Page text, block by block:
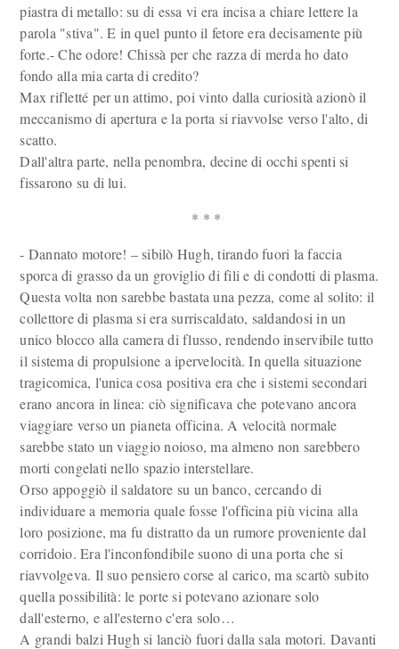
piastra di metallo: su di essa vi era incisa a chiare lettere la
parola "stiva". E in quel punto il fetore era decisamente più
forte.- Che odore! Chissà per che razza di merda ho dato
fondo alla mia carta di credito?
Max rifletté per un attimo, poi vinto dalla curiosità azionò il
meccanismo di apertura e la porta si riavvolse verso l'alto, di
scatto.
Dall'altra parte, nella penombra, decine di occhi spenti si
fissarono su di lui.
* * *
- Dannato motore! – sibilò Hugh, tirando fuori la faccia
sporca di grasso da un groviglio di fili e di condotti di plasma.
Questa volta non sarebbe bastata una pezza, come al solito: il
collettore di plasma si era surriscaldato, saldandosi in un
unico blocco alla camera di flusso, rendendo inservibile tutto
il sistema di propulsione a ipervelocità. In quella situazione
tragicomica, l'unica cosa positiva era che i sistemi secondari
erano ancora in linea: ciò significava che potevano ancora
viaggiare verso un pianeta officina. A velocità normale
sarebbe stato un viaggio noioso, ma almeno non sarebbero
morti congelati nello spazio interstellare.
Orso appoggiò il saldatore su un banco, cercando di
individuare a memoria quale fosse l'officina più vicina alla
loro posizione, ma fu distratto da un rumore proveniente dal
corridoio. Era l'inconfondibile suono di una porta che si
riavvolgeva. Il suo pensiero corse al carico, ma scartò subito
quella possibilità: le porte si potevano azionare solo
dall'esterno, e all'esterno c'era solo…
A grandi balzi Hugh si lanciò fuori dalla sala motori. Davanti